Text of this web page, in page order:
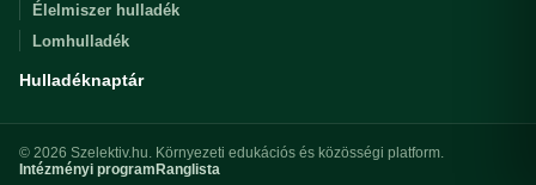
Élelmiszer hulladék
Lomhulladék
Hulladéknaptár
© 2026 Szelektiv.hu. Környezeti edukációs és közösségi platform.
Intézményi program Ranglista